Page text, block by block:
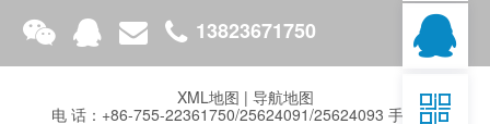
13823671750
XML地图 | 导航地图
电 话：+86-755-22361750/25624091/25624093 手 机：